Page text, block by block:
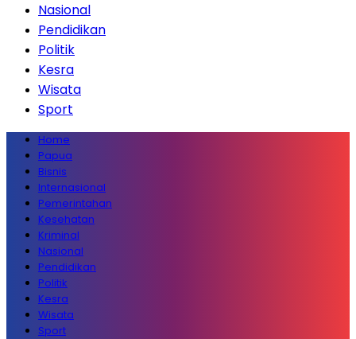
Nasional
Pendidikan
Politik
Kesra
Wisata
Sport
Home
Papua
Bisnis
Internasional
Pemerintahan
Kesehatan
Kriminal
Nasional
Pendidikan
Politik
Kesra
Wisata
Sport